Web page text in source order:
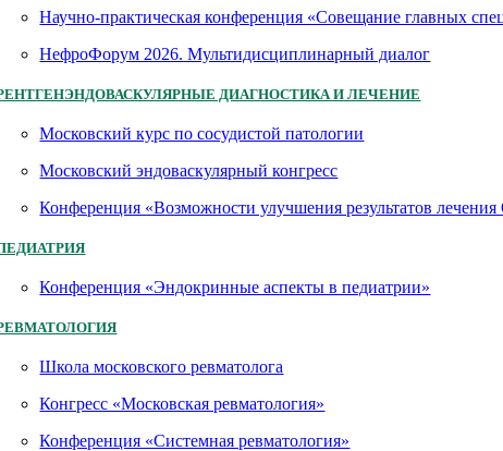
Научно-практическая конференция «Совещание главных
НефроФорум 2026. Мультидисциплинарный диалог
ДИАГНОСТИКА И ЛЕЧЕНИЕ
Московский курс по сосудистой патологии
Московский эндоваскулярный конгресс
Конференция «Возможности улучшения результатов
Конференция «Эндокринные аспекты в педиатрии»
Школа московского ревматолога
Конгресс «Московская ревматология»
Конференция «Системная ревматология»